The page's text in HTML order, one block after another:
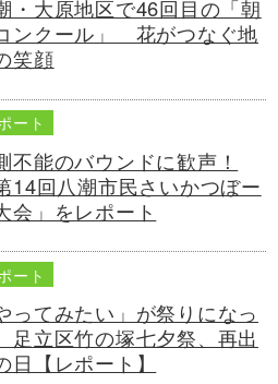
・大原地区で46回目の「朝
ンクール」 花がつなぐ地
笑顔
ート
不能のバウンドに歓声！
14回八潮市民さいかつぼー
会」をレポート
ート
ってみたい」が祭りになっ
足立区竹の塚七夕祭、再出
日【レポート】